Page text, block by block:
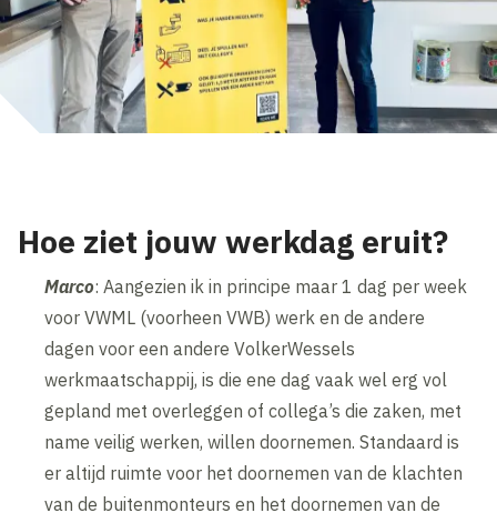
Hoe ziet jouw werkdag eruit?
Marco: Aangezien ik in principe maar 1 dag per week
voor VWML (voorheen VWB) werk en de andere
dagen voor een andere VolkerWessels
werkmaatschappij, is die ene dag vaak wel erg vol
gepland met overleggen of collega’s die zaken, met
name veilig werken, willen doornemen. Standaard is
er altijd ruimte voor het doornemen van de klachten
van de buitenmonteurs en het doornemen van de